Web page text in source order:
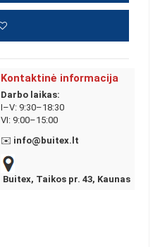
Kontaktinė informacija
Darbo laikas:
I–V: 9:30–18:30
VI: 9:00–15:00
✉️ info@buitex.lt
Buitex, Taikos pr. 43, Kaunas